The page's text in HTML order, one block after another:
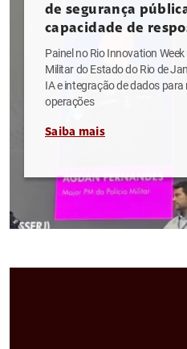
de segurança
capacidade de
Painel no Rio Innovation
Militar do Estado do Rio de
IA e integração de dados
operações
Saiba mais